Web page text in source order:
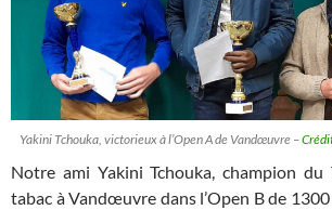
Yakini Tchouka, victorieux à l’Open A de Vandœuvre –
Notre ami Yakini Tchouka, champion
tabac à Vandœuvre dans l’Open B de